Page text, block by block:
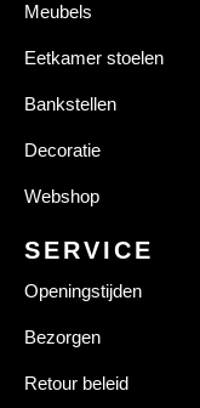
Meubels
Eetkamer stoelen
Bankstellen
Decoratie
Webshop
SERVICE
Openingstijden
Bezorgen
Retour beleid